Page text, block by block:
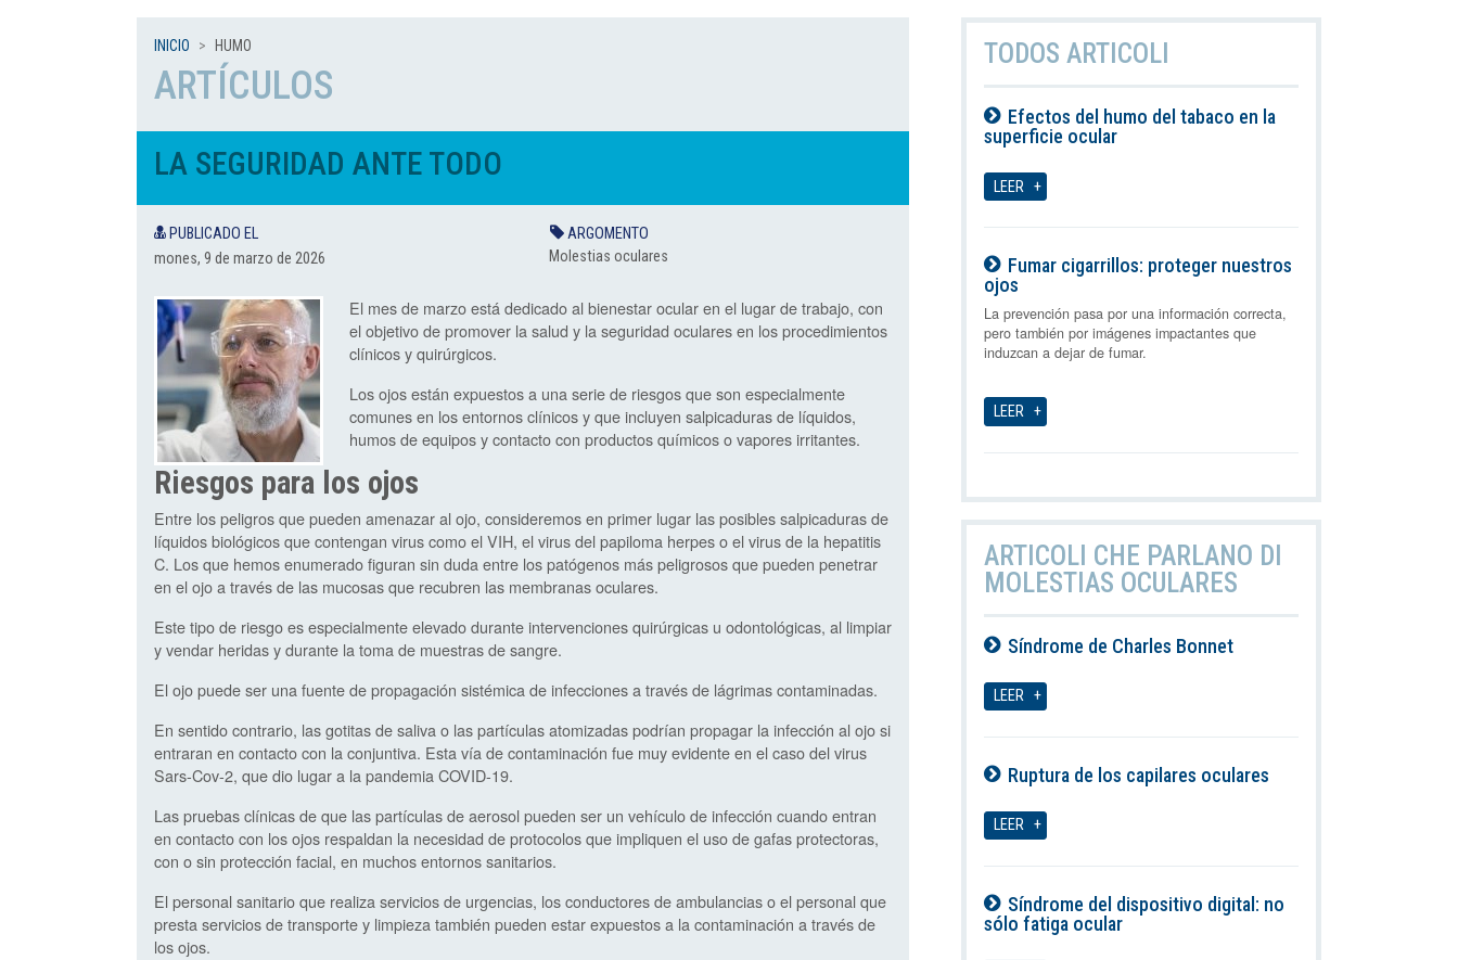
INICIO HUMO
ARTÍCULOS
LA SEGURIDAD ANTE TODO
PUBLICADO EL
mones, 9 de marzo de 2026
ARGOMENTO
Molestias oculares
El mes de marzo está dedicado al bienestar ocular en el lugar de trabajo, con
el objetivo de promover la salud y la seguridad oculares en los procedimientos
clínicos y quirúrgicos.
Los ojos están expuestos a una serie de riesgos que son especialmente
comunes en los entornos clínicos y que incluyen salpicaduras de líquidos,
humos de equipos y contacto con productos químicos o vapores irritantes.
Riesgos para los ojos
Entre los peligros que pueden amenazar al ojo, consideremos en primer lugar las posibles salpicaduras de
líquidos biológicos que contengan virus como el VIH, el virus del papiloma herpes o el virus de la hepatitis
C. Los que hemos enumerado figuran sin duda entre los patógenos más peligrosos que pueden penetrar
en el ojo a través de las mucosas que recubren las membranas oculares.
Este tipo de riesgo es especialmente elevado durante intervenciones quirúrgicas u odontológicas, al limpiar
y vendar heridas y durante la toma de muestras de sangre.
El ojo puede ser una fuente de propagación sistémica de infecciones a través de lágrimas contaminadas.
En sentido contrario, las gotitas de saliva o las partículas atomizadas podrían propagar la infección al ojo si
entraran en contacto con la conjuntiva. Esta vía de contaminación fue muy evidente en el caso del virus
Sars-Cov-2, que dio lugar a la pandemia COVID-19.
Las pruebas clínicas de que las partículas de aerosol pueden ser un vehículo de infección cuando entran
en contacto con los ojos respaldan la necesidad de protocolos que impliquen el uso de gafas protectoras,
con o sin protección facial, en muchos entornos sanitarios.
El personal sanitario que realiza servicios de urgencias, los conductores de ambulancias o el personal que
presta servicios de transporte y limpieza también pueden estar expuestos a la contaminación a través de
los ojos.
TODOS ARTICOLI
Efectos del humo del tabaco en la
superficie ocular
LEER
Fumar cigarrillos: proteger nuestros
ojos
07-08-2026
La prevención pasa por una información correcta,
pero también por imágenes impactantes que
induzcan a dejar de fumar.
LEER
ARTICOLI CHE PARLANO DI
MOLESTIAS OCULARES
Síndrome de Charles Bonnet
LEER
Ruptura de los capilares oculares
LEER
Síndrome del dispositivo digital: no
sólo fatiga ocular